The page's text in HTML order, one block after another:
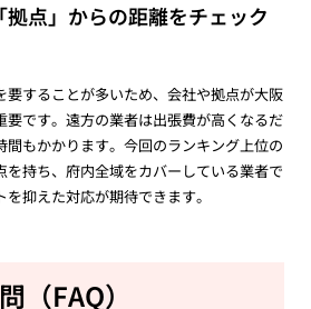
点」からの距離をチェック
要することが多いため、会社や拠点が大阪
要です。遠方の業者は出張費が高くなるだ
間もかかります。今回のランキング上位の
を持ち、府内全域をカバーしている業者で
抑えた対応が期待できます。
（FAQ）